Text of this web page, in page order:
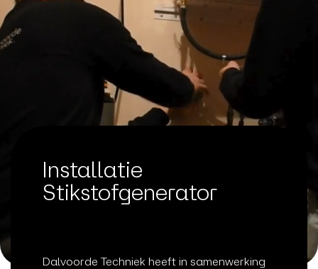
Installatie
Stikstofgenerator
Dalvoorde Techniek heeft in samenwerking